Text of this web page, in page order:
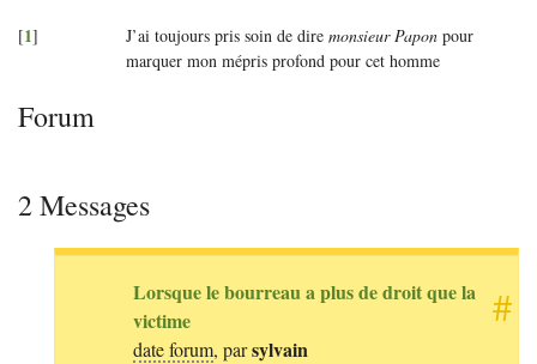
[1] J’ai toujours pris soin de dire monsieur Papon pour
marquer mon mépris profond pour cet homme
Forum
2 Messages
#
Lorsque le bourreau a plus de droit que la
victime
date forum, parsylvain